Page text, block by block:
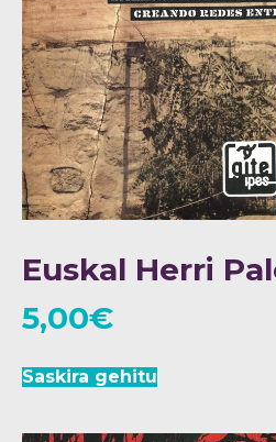
Euskal Herri
5,00€
Saskira gehitu